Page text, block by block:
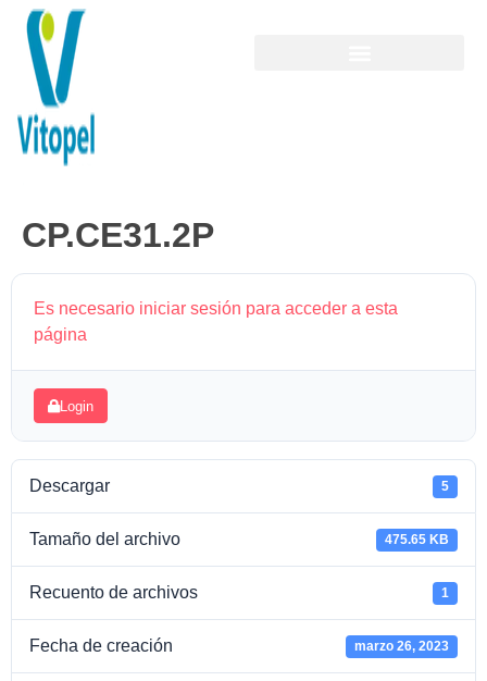
CP.CE31.2P
Es necesario iniciar sesión para acceder a esta
página
Login
Descargar 5
Tamaño del archivo 475.65 KB
Recuento de archivos 1
Fecha de creación marzo 26, 2023